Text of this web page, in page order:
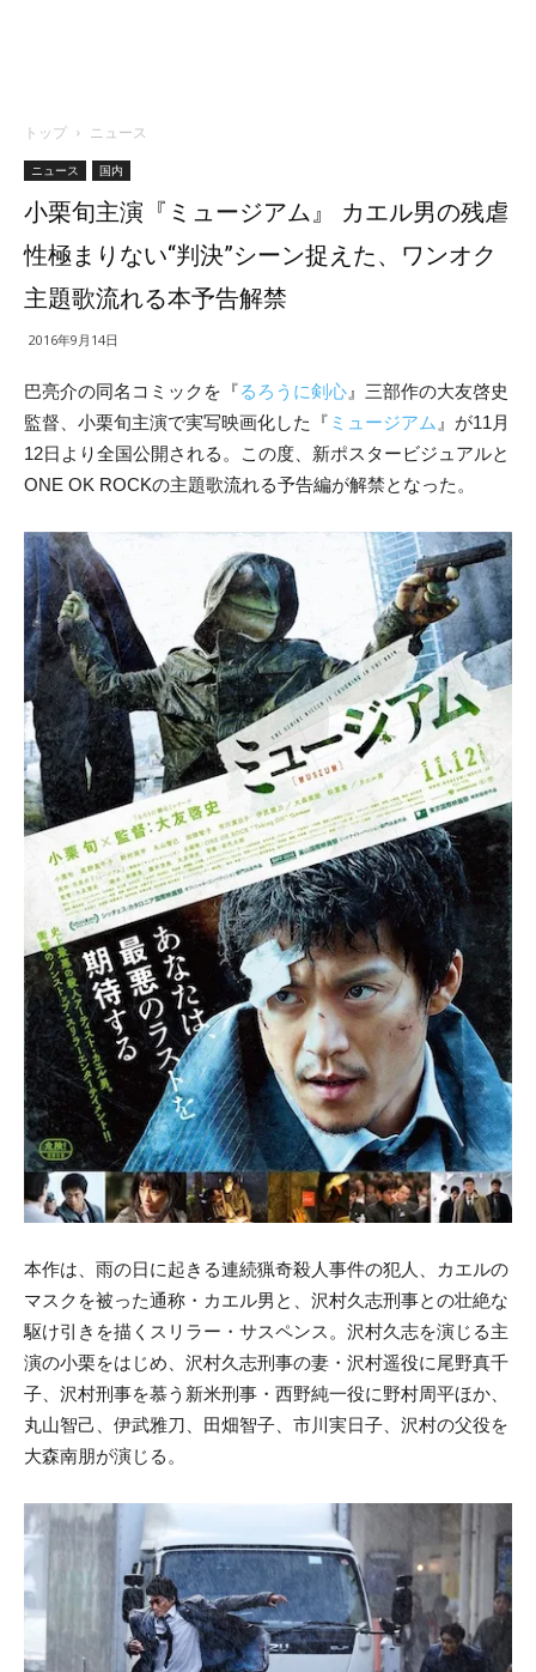
トップ ニュース
ニュース 国内
小栗旬主演『ミュージアム』 カエル男の残虐
性極まりない“判決”シーン捉えた、ワンオク
主題歌流れる本予告解禁
2016年9月14日
巴亮介の同名コミックを『るろうに剣心 』三部作の大友啓史
監督、小栗旬主演で実写映画化した『 ミュージアム 』が11月
12日より全国公開される。この度、新ポスタービジュアルと
ONE OK ROCKの主題歌流れる予告編が解禁となった。
本作は、雨の日に起きる連続猟奇殺人事件の犯人、カエルの
マスクを被った通称・カエル男と、沢村久志刑事との壮絶な
駆け引きを描くスリラー・サスペンス。沢村久志を演じる主
演の小栗をはじめ、沢村久志刑事の妻・沢村遥役に尾野真千
子、沢村刑事を慕う新米刑事・西野純一役に野村周平ほか、
丸山智己、伊武雅刀、田畑智子、市川実日子、沢村の父役を
大森南朋が演じる。